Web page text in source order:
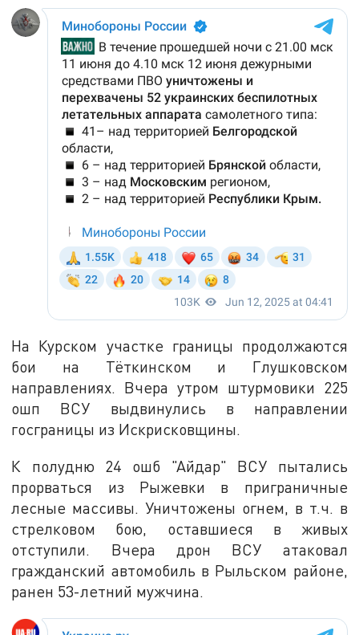
На Курском участке границы продолжаются
бои на Тёткинском и Глушковском
направлениях. Вчера утром штурмовики 225
ошп ВСУ выдвинулись в направлении
госграницы из Искрисковщины.
К полудню 24 ошб "Айдар" ВСУ пытались
прорваться из Рыжевки в приграничные
лесные массивы. Уничтожены огнем, в т.ч. в
стрелковом бою, оставшиеся в живых
отступили. Вчера дрон ВСУ атаковал
гражданский автомобиль в Рыльском районе,
ранен 53-летний мужчина.